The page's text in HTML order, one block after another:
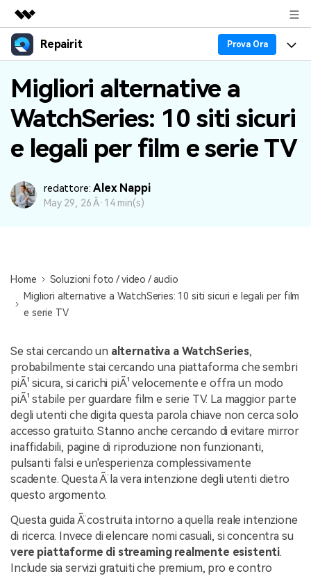
Prodotti in evidenza
UtilitÃ
Business
Panoramica
Soluzione
Chi siamo
Sala stampa
Negozio
Repairit Prova Ora
Prodotti
Esperti nella Riparazione dei Dati
Caratteristiche Principali
Guida
Blog
Problemi dei File
TROVA ALTRE SOLUZIONI
Tendenze
Supporto
NovitÃ
Storie
SCARICA ORA Accedi
search
Migliori alternative a
WatchSeries: 10 siti sicuri
e legali per film e serie TV
redattore:Alex Nappi
May 29, 26 Â· 14 min(s)
Home
Soluzioni foto / video / audio
Migliori alternative a WatchSeries: 10 siti sicuri e legali per film
e serie TV
Se stai cercando un alternativa a WatchSeries,
probabilmente stai cercando una piattaforma che sembri
piÃ¹ sicura, si carichi piÃ¹ velocemente e offra un modo
piÃ¹ stabile per guardare film e serie TV. La maggior parte
degli utenti che digita questa parola chiave non cerca solo
accesso gratuito. Stanno anche cercando di evitare mirror
inaffidabili, pagine di riproduzione non funzionanti,
pulsanti falsi e un'esperienza complessivamente
scadente. Questa Ã¨ la vera intenzione degli utenti dietro
questo argomento.
Questa guida Ã¨ costruita intorno a quella reale intenzione
di ricerca. Invece di elencare nomi casuali, si concentra su
vere piattaforme di streaming realmente esistenti.
Include sia servizi gratuiti che premium, pro e contro